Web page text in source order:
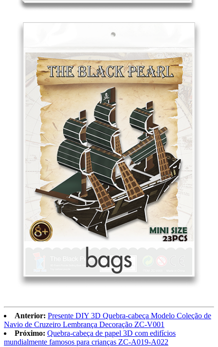
Anterior: Presente DIY 3D Quebra-cabeça Modelo Coleção de
Navio de Cruzeiro Lembrança Decoração ZC-V001
Próximo: Quebra-cabeça de papel 3D com edifícios
mundialmente famosos para crianças ZC-A019-A022